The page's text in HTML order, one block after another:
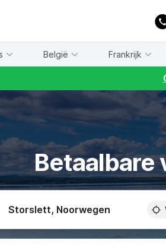
België Frankrijk
Betaalbare